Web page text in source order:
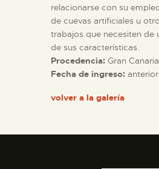
relacionarse con su
de cuevas artificiales u
trabajos que necesiten de
de sus características.
Procedencia: Gran
Fecha de ingreso:
volver a la galería